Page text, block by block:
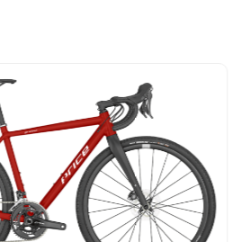
Preis
war:
CHF 2'020
ist:
CHF